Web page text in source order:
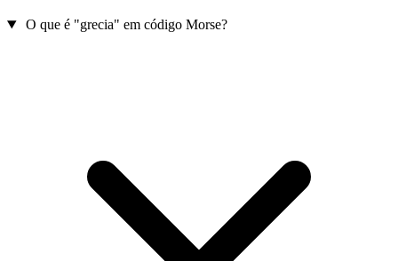
O que é "grecia" em código Morse?